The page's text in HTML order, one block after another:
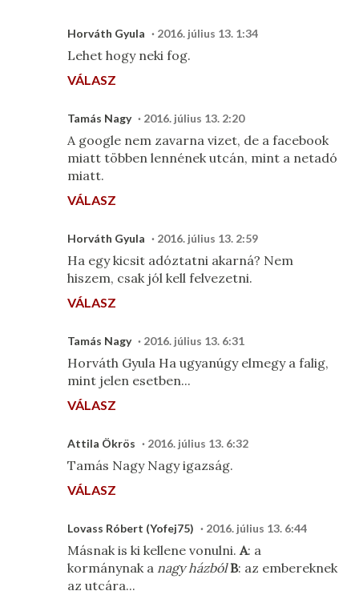
Horváth Gyula 2016. július 13. 1:34
Lehet hogy neki fog.
VÁLASZ
Tamás Nagy 2016. július 13. 2:20
A google nem zavarna vizet, de a facebook
miatt többen lennének utcán, mint a netadó
miatt.
VÁLASZ
Horváth Gyula 2016. július 13. 2:59
Ha egy kicsit adóztatni akarná? Nem
hiszem, csak jól kell felvezetni.
VÁLASZ
Tamás Nagy 2016. július 13. 6:31
Horváth Gyula Ha ugyanúgy elmegy a falig,
mint jelen esetben...
VÁLASZ
Attila Ökrös 2016. július 13. 6:32
Tamás Nagy Nagy igazság.
VÁLASZ
Lovass Róbert (Yofej75) 2016. július 13. 6:44
Másnak is ki kellene vonulni. A: a
kormánynak a nagy házból B: az embereknek
az utcára...